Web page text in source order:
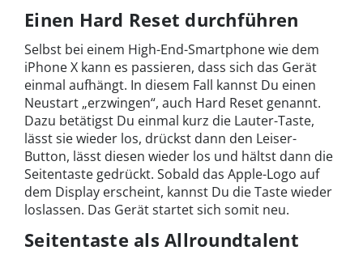
Einen Hard Reset durchführen
Selbst bei einem High-End-Smartphone wie dem
iPhone X kann es passieren, dass sich das Gerät
einmal aufhängt. In diesem Fall kannst Du einen
Neustart „erzwingen“, auch Hard Reset genannt.
Dazu betätigst Du einmal kurz die Lauter-Taste,
lässt sie wieder los, drückst dann den Leiser-
Button, lässt diesen wieder los und hältst dann die
Seitentaste gedrückt. Sobald das Apple-Logo auf
dem Display erscheint, kannst Du die Taste wieder
loslassen. Das Gerät startet sich somit neu.
Seitentaste als Allroundtalent